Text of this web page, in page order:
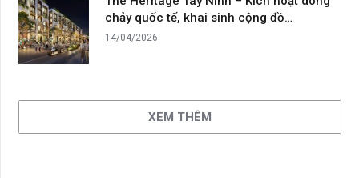
chảy quốc tế, khai sinh cộng đồ…
14/04/2026
XEM THÊM